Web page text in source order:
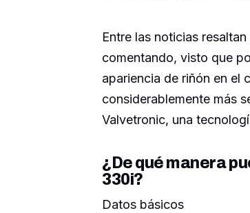
Entre las noticias
comentando, visto que
apariencia de riñón en el
considerablemente más
Valvetronic, una
¿De qué manera
330i?
Datos básicos